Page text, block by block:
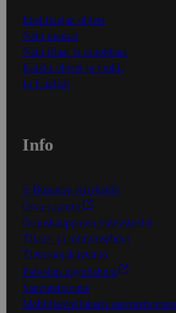
Ensitilaajan ohjeet
Näin maksat
Näin tilaat ja muokkaat
Kaikki ohjeet ja vinkit
In English
Info
S-Business yrityksille
Oiva-raportit
Osuuskauppojen yhteystiedot
Tilaus- ja toimitusehdot
Tietosuojakäytäntö
Palvelun käyttöehdot
Saavutettavuus
Mobiilisovelluksen saavutettavuus